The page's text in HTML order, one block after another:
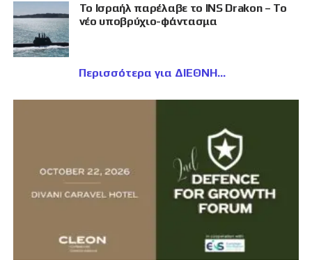
Το Ισραήλ παρέλαβε το INS Drakon – Το
νέο υποβρύχιο-φάντασμα
Περισσότερα για ΔΙΕΘΝΗ